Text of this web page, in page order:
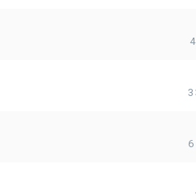
3
6